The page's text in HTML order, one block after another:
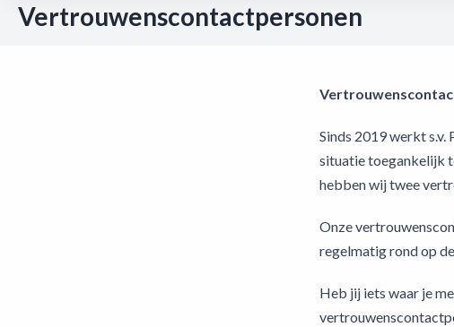
Vertrouwenscontactpersonen
Sinds 2019 werkt
situatie toegankelijk
hebben wij twee
Onze
regelmatig rond op
Heb jij iets waar je